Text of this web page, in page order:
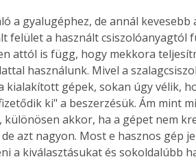
a gyalugéphez, de annál
felület a használt csiszolóanyagtól
attól is függ, hogy mekkora
használunk. Mivel a
kialakított gépek, sokan úgy vélik,
ki" a beszerzésük. Ám mint
különösen akkor, ha a gépet nem
azt nagyon. Most e hasznos gép
a kiválasztásukat és sokoldalúbb